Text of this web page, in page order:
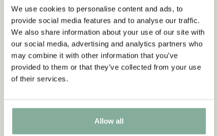
We use cookies to personalise content and ads, to
provide social media features and to analyse our traffic.
We also share information about your use of our site with
our social media, advertising and analytics partners who
may combine it with other information that you’ve
provided to them or that they’ve collected from your use
of their services.
Allow all